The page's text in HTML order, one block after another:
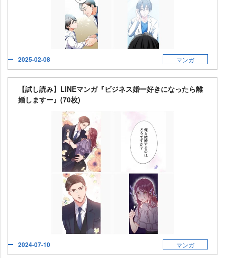
2025-02-08 マンガ
【試し読み】LINEマンガ『ビジネス婚ー好きになったら離
婚しますー』(70枚)
2024-07-10 マンガ